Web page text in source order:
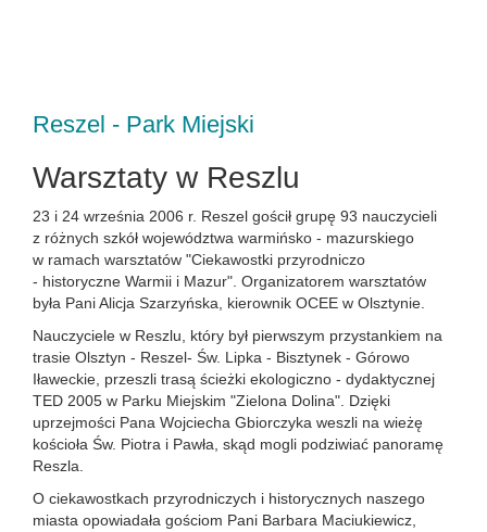
Reszel - Park Miejski
Warsztaty w Reszlu
23 i 24 września 2006 r. Reszel gościł grupę 93 nauczycieli
z różnych szkół województwa warmińsko - mazurskiego
w ramach warsztatów "Ciekawostki przyrodniczo
- historyczne Warmii i Mazur". Organizatorem warsztatów
była Pani Alicja Szarzyńska, kierownik OCEE w Olsztynie.
Nauczyciele w Reszlu, który był pierwszym przystankiem na
trasie Olsztyn - Reszel- Św. Lipka - Bisztynek - Górowo
Iławeckie, przeszli trasą ścieżki ekologiczno - dydaktycznej
TED 2005 w Parku Miejskim "Zielona Dolina". Dzięki
uprzejmości Pana Wojciecha Gbiorczyka weszli na wieżę
kościoła Św. Piotra i Pawła, skąd mogli podziwiać panoramę
Reszla.
O ciekawostkach przyrodniczych i historycznych naszego
miasta opowiadała gościom Pani Barbara Maciukiewicz,